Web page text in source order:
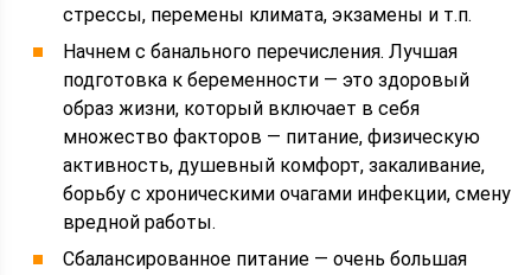
стрессы, перемены климата, экзамены и т.п.
Начнем с банального перечисления. Лучшая
подготовка к беременности — это здоровый
образ жизни, который включает в себя
множество факторов — питание, физическую
активность, душевный комфорт, закаливание,
борьбу с хроническими очагами инфекции, смену
вредной работы.
Сбалансированное питание — очень большая